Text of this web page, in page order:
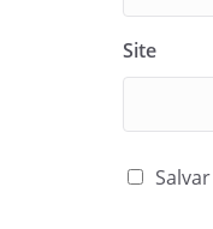
Site